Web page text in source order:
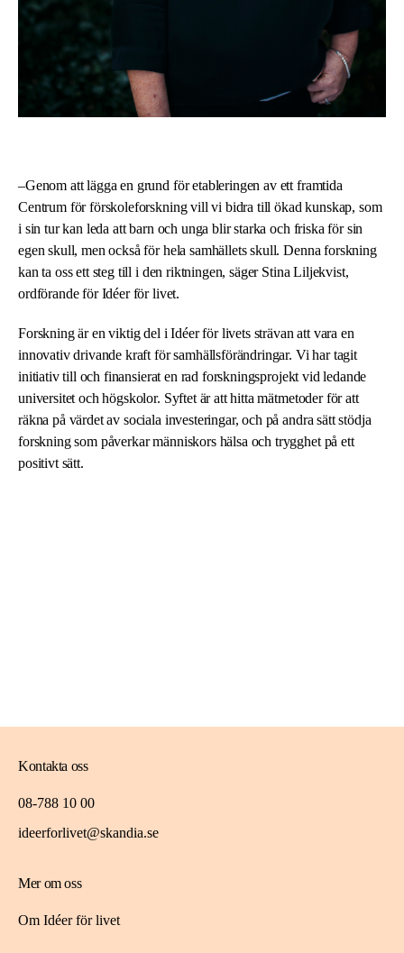
–Genom att lägga en grund för etableringen av ett framtida
Centrum för förskoleforskning vill vi bidra till ökad kunskap, som
i sin tur kan leda att barn och unga blir starka och friska för sin
egen skull, men också för hela samhällets skull. Denna forskning
kan ta oss ett steg till i den riktningen, säger Stina Liljekvist,
ordförande för Idéer för livet.
Forskning är en viktig del i Idéer för livets strävan att vara en
innovativ drivande kraft för samhällsförändringar. Vi har tagit
initiativ till och finansierat en rad forskningsprojekt vid ledande
universitet och högskolor. Syftet är att hitta mätmetoder för att
räkna på värdet av sociala investeringar, och på andra sätt stödja
forskning som påverkar människors hälsa och trygghet på ett
positivt sätt.
Mer om oss
Om Idéer för livet
Kontakta oss
08-788 10 00
ideerforlivet@skandia.se